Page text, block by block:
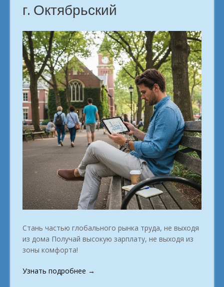
г. Октябрьский
Стань частью глобального рынка труда, не выходя
из дома Получай высокую зарплату, не выходя из
зоны комфорта!
Узнать подробнее «Как
→